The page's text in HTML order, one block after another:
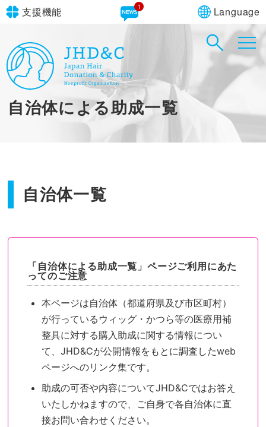
支援機能
文字サイズ 標準
青 黒
やさしいにほんご
1 Language
in simple English
自治体による助成一覧
自治体一覧
「自治体による助成一覧」ページご利用にあた
ってのご注意
本ページは自治体（都道府県及び市区町村）
が行っているウィッグ・かつら等の医療用補
整具に対する購入助成に関する情報につい
て、JHD&Cが公開情報をもとに調査したweb
ページへのリンク集です。
助成の可否や内容についてJHD&Cではお答え
いたしかねますので、ご自身で各自治体に直
接お問い合わせください。